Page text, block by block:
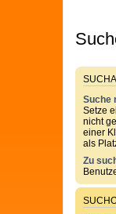
Suche
Setze
nicht
einer
als
Zu